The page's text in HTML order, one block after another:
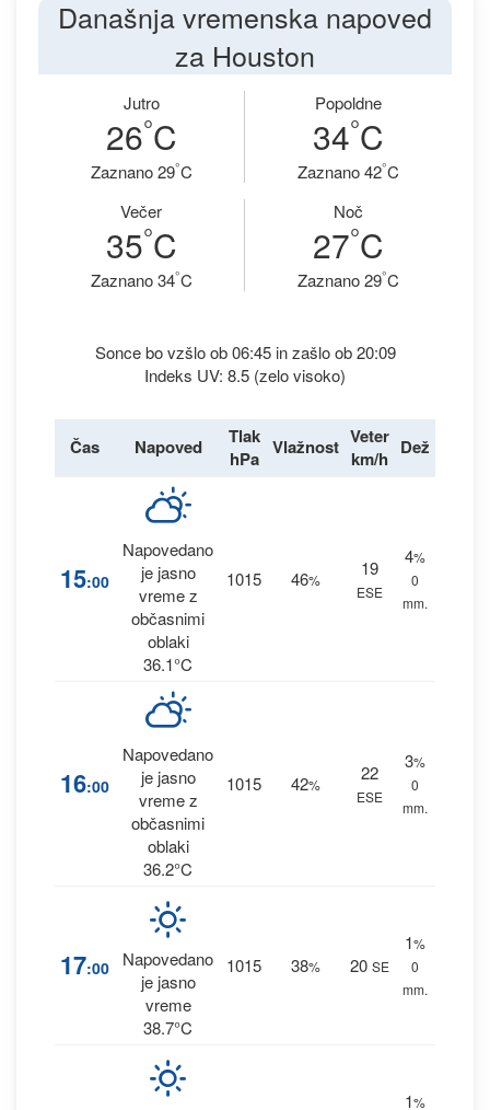
Današnja vremenska napoved
za Houston
Jutro
26°C
Zaznano 29°C
Popoldne
34°C
Zaznano 42°C
Večer
35°C
Zaznano 34°C
Noč
27°C
Zaznano 29°C
Sonce bo vzšlo ob 06:45 in zašlo ob 20:09
Indeks UV: 8.5 (zelo visoko)
Čas Napoved
Tlak
hPa Vlažnost Veter
km/h Dež
15:00
Napovedano
je jasno
vreme z
občasnimi
oblaki
36.1°C
1015 46%
19
ESE
4%
0
mm.
16:00
Napovedano
je jasno
vreme z
občasnimi
oblaki
36.2°C
1015 42%
22
ESE
3%
0
mm.
17:00
Napovedano
je jasno
vreme
38.7°C
1015 38% 20 SE
1%
0
mm.
1%